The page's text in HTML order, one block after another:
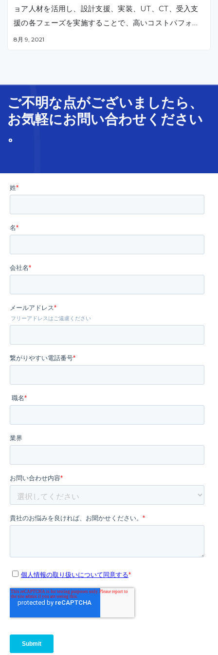
ョア人材を活用し、設計支援、実装、UT、CT、受入支
援の各フェーズを実施することで、高いコストパフォー
マンスを実現しました。
8月 9, 2021
ご不明な点がございましたら、
お気軽にお問い合わせ ください
。